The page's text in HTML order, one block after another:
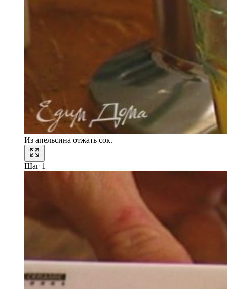
Из апельсина отжать сок.
Шаг 1